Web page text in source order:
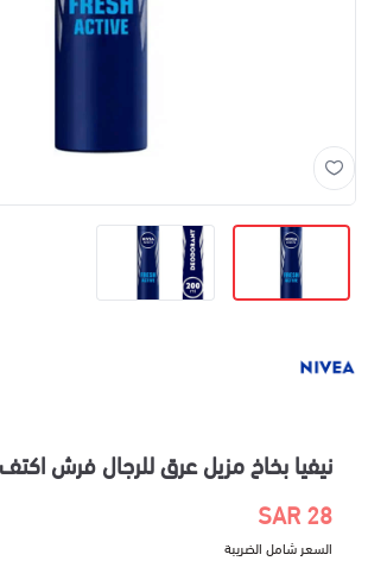
نيفيا بخاخ مزيل عرق للرجال فرش اكتف 200
28 SAR
السعر شامل الضريبة